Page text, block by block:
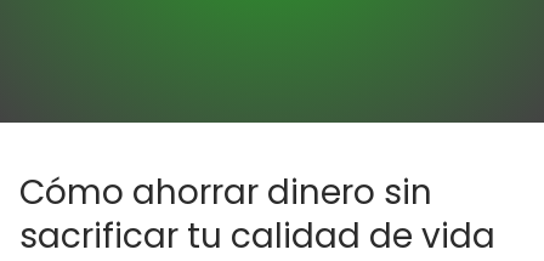
Cómo ahorrar dinero sin
sacrificar tu calidad de vida